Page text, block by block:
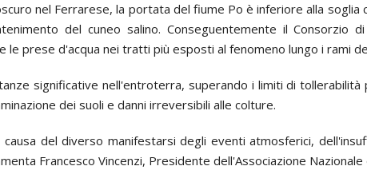
nel Ferrarese, la portata del fiume Po è inferiore alla
del cuneo salino. Conseguentemente il Consorzio
prese d'acqua nei tratti più esposti al fenomeno lungo i rami
significative nell'entroterra, superando i limiti di
dei suoli e danni irreversibili alle colture.
del diverso manifestarsi degli eventi atmosferici,
Francesco Vincenzi, Presidente dell'Associazione